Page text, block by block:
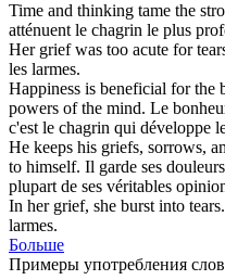
Time and thinking tame the
atténuent le chagrin le plus
Her griefwas too acute for
les larmes.
Happiness is beneficial for the
powers of the mind. Le
c'est le chagrin qui développe
He keeps his griefs, sorrows,
to himself. Il garde ses
plupart de ses véritables
In her grief, she burst into tears.
larmes.
Больше
Примеры употребления